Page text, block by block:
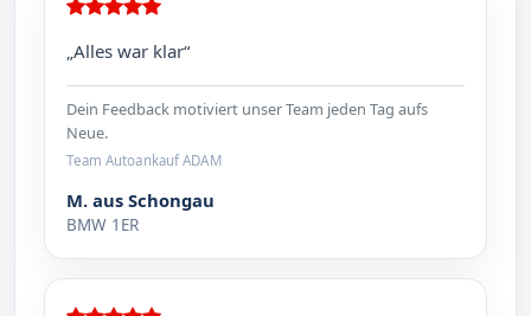
„Alles war klar“
Dein Feedback motiviert unser Team jeden Tag aufs
Neue.
Team Autoankauf ADAM
M. aus Schongau
BMW 1ER